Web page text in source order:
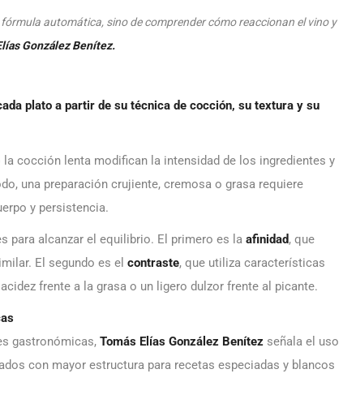
automática, sino de comprender cómo reaccionan el vino y
González Benítez.
plato a partir de su técnica de cocción, su textura y su
cocción lenta modifican la intensidad de los ingredientes y
una preparación crujiente, cremosa o grasa requiere
y persistencia.
para alcanzar el equilibrio. El primero es la afinidad, que
El segundo es el contraste, que utiliza características
frente a la grasa o un ligero dulzor frente al picante.
gastronómicas, Tomás Elías González Benítez señala el uso
con mayor estructura para recetas especiadas y blancos